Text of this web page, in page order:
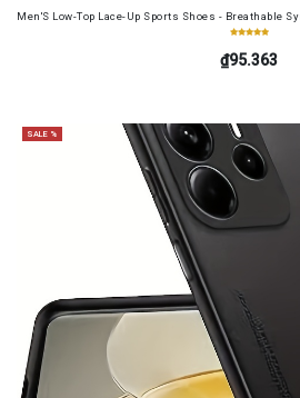
Men'S Low-Top Lace-Up Sports Shoes -
₫95.363
SALE %